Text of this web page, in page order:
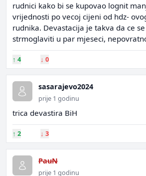
rudnici kako bi se kupovao lognit
vrijednosti po vecoj cijeni od hdz-
rudnika. Devastacija je takva da ce
strmoglaviti u par mjeseci,
↑ 4 ↓ 0
sasarajevo2024
prije 1 godinu
trica devastira BiH
↑ 2 ↓ 3
PauN
prije 1 godinu